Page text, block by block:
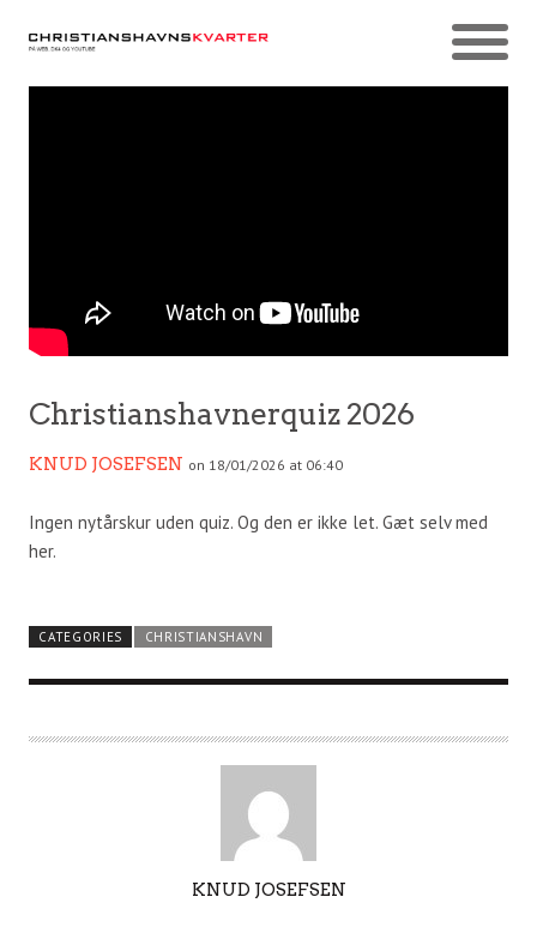
Christianshavnerquiz 2026
KNUD JOSEFSEN on 18/01/2026 at 06:40
Ingen nytårskur uden quiz. Og den er ikke let. Gæt selv med
her.
CATEGORIES CHRISTIANSHAVN
KNUD JOSEFSEN